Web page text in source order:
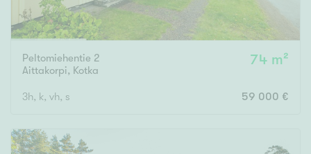
Peltomiehentie 2
Aittakorpi, Kotka
74 m²
3h, k, vh, s 59 000 €